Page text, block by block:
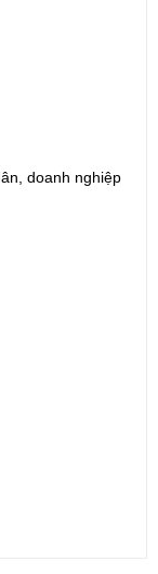
chung tỉnh Lai
2026)
2026 trên địa
số
sửa đổi, bổ
CP ngày
cụm công nghiệp)
chính được sửa
quyết trong lĩnh
doanh nghiệp